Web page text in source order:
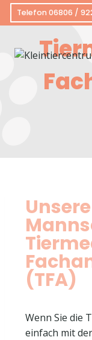
Telefon 06806 /
(TFA)
Wenn Sie die
einfach mit